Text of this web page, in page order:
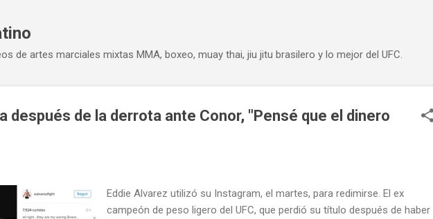
de artes marciales mixtas MMA, boxeo, muay thai, jiu jitu brasilero y lo mejor del UFC.
después de la derrota ante Conor, "Pensé que el dinero
Eddie Alvarez utilizó su Instagram, el martes, para redimirse. El ex
campeón de peso ligero del UFC, que perdió su título después de haber